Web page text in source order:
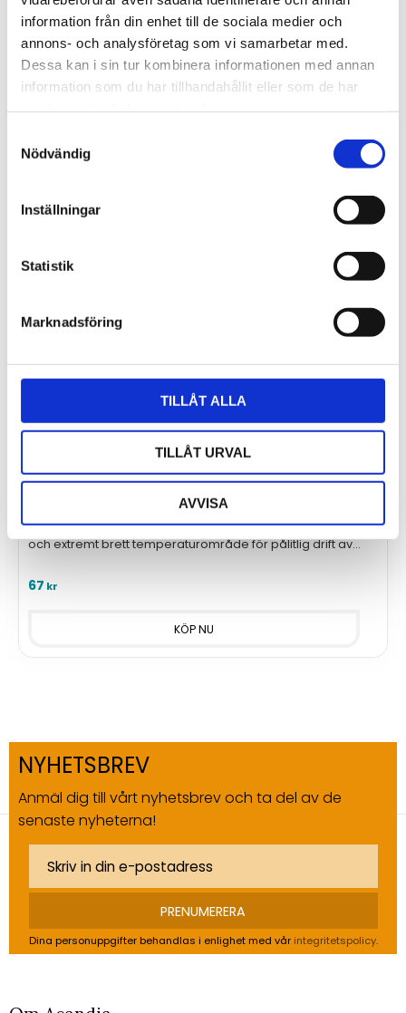
information från din enhet till de sociala medier och
annons- och analysföretag som vi samarbetar med.
Dessa kan i sin tur kombinera informationen med annan
information som du har tillhandahållit eller som de har
Nödvändig
Inställningar
Statistik
Marknadsföring
TILLÅT ALLA
TILLÅT URVAL
AVVISA
AA 3,6V Litiumbatteri (ER14505)
Kraftfullt 3,6V AA-litiumbatteri från EVE. 2700mAh kapacitet
och extremt brett temperaturområde för pålitlig drift av
67 kr
NYHETSBREV
Anmäl dig till vårt nyhetsbrev och ta del av de
senaste nyheterna!
PRENUMERERA
Dina personuppgifter behandlas i enlighet med vår integritetspolicy.